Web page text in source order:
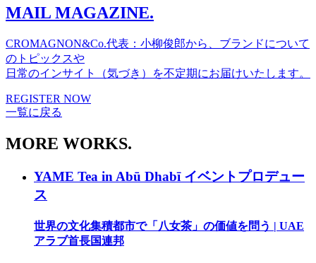
MAIL MAGAZINE.
CROMAGNON&Co.代表：小柳俊郎から、ブランドについて
のトピックスや
日常のインサイト（気づき）を不定期にお届けいたします。
REGISTER NOW
一覧に戻る
MORE WORKS.
YAME Tea in Abū Dhabī イベントプロデュー
ス
世界の文化集積都市で「八女茶」の価値を問う | UAE
アラブ首長国連邦